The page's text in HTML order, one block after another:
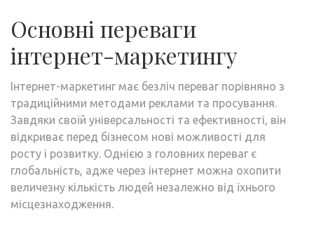
Основні переваги
інтернет-маркетингу
Інтернет-маркетинг має безліч переваг порівняно з
традиційними методами реклами та просування.
Завдяки своїй універсальності та ефективності, він
відкриває перед бізнесом нові можливості для
росту і розвитку. Однією з головних переваг є
глобальність, адже через інтернет можна охопити
величезну кількість людей незалежно від їхнього
місцезнаходження.